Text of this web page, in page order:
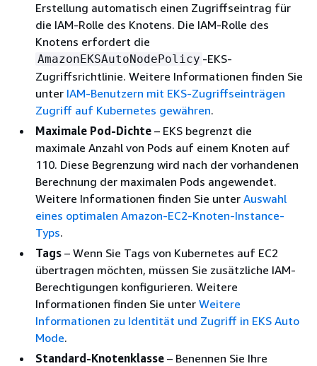
Erstellung automatisch einen Zugriffseintrag für
die IAM-Rolle des Knotens. Die IAM-Rolle des
Knotens erfordert die
AmazonEKSAutoNodePolicy -EKS-
Zugriffsrichtlinie. Weitere Informationen finden Sie
unter IAM-Benutzern mit EKS-Zugriffseinträgen
Zugriff auf Kubernetes gewähren.
Maximale Pod-Dichte – EKS begrenzt die
maximale Anzahl von Pods auf einem Knoten auf
110. Diese Begrenzung wird nach der vorhandenen
Berechnung der maximalen Pods angewendet.
Weitere Informationen finden Sie unter Auswahl
eines optimalen Amazon-EC2-Knoten-Instance-
Typs.
Tags – Wenn Sie Tags von Kubernetes auf EC2
übertragen möchten, müssen Sie zusätzliche IAM-
Berechtigungen konfigurieren. Weitere
Informationen finden Sie unter Weitere
Informationen zu Identität und Zugriff in EKS Auto
Mode.
Standard-Knotenklasse – Benennen Sie Ihre